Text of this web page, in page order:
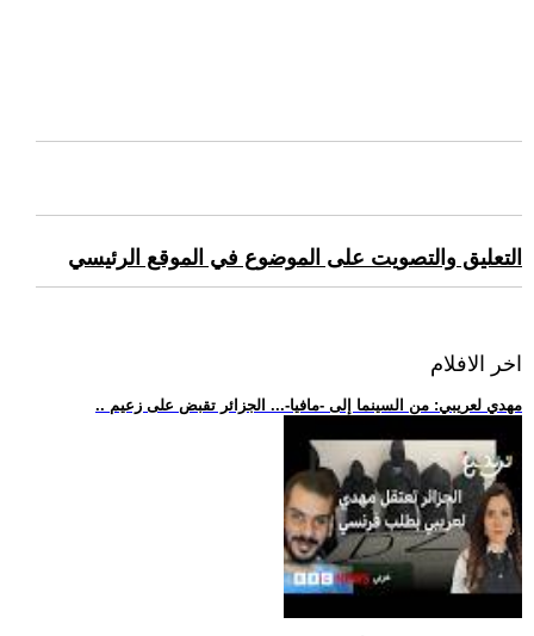
التعليق والتصويت على الموضوع في الموقع الرئيسي
اخر الافلام
.. مهدي لعريبي: من السينما إلى -مافيا-... الجزائر تقبض على زعيم